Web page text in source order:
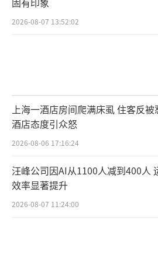
人物群像。
迄今在豆瓣获得9.2的高分
种人与人之间的信义、牵
依然具有强烈的感染力。
当下社会高速运转，
感表达与真挚质朴的乡土
心深处的情感诉求，唤醒
2026-08-07 13:52:02
上海一酒店房间爬满床虱 住客反被
酒店态度引众怒
2026-08-06 17:16:24
汪峰公司因AI从1100人减到400人
效率显著提升
2026-08-07 11:24:00